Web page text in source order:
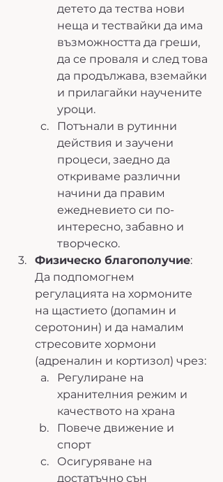
детето да тества нови
неща и тествайки да има
възможността да греши,
да се проваля и след това
да продължава, вземайки
и прилагайки научените
уроци.
Потънали в рутинни
действия и заучени
процеси, заедно да
откриваме различни
начини да правим
ежедневието си по-
интересно, забавно и
творческо.
Физическо благополучие:
Да подпомогнем
регулацията на хормоните
на щастието (допамин и
серотонин) и да намалим
стресовите хормони
(адреналин и кортизол) чрез:
Регулиране на
хранителния режим и
качеството на храна
Повече движение и
спорт
Осигуряване на
достатъчно сън